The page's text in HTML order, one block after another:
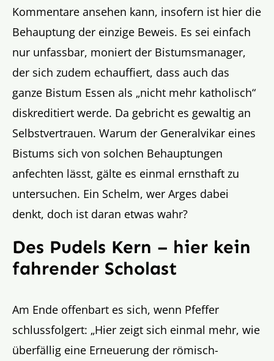
Kommentare ansehen kann, insofern ist hier die
Behauptung der einzige Beweis. Es sei einfach
nur unfassbar, moniert der Bistumsmanager,
der sich zudem echauffiert, dass auch das
ganze Bistum Essen als „nicht mehr katholisch“
diskreditiert werde. Da gebricht es gewaltig an
Selbstvertrauen. Warum der Generalvikar eines
Bistums sich von solchen Behauptungen
anfechten lässt, gälte es einmal ernsthaft zu
untersuchen. Ein Schelm, wer Arges dabei
denkt, doch ist daran etwas wahr?
Des Pudels Kern – hier kein
fahrender Scholast
Am Ende offenbart es sich, wenn Pfeffer
schlussfolgert: „Hier zeigt sich einmal mehr, wie
überfällig eine Erneuerung der römisch-